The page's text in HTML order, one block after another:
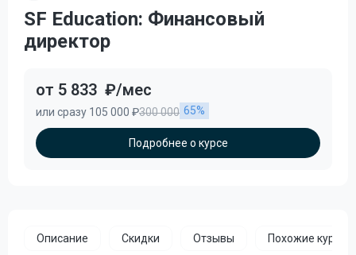
SF Education: Финансовый
директор
от 5 833 ₽/мес
или сразу 105 000 ₽300 000 65%
Подробнее о курсе
Описание Скидки Отзывы Похожие курсы